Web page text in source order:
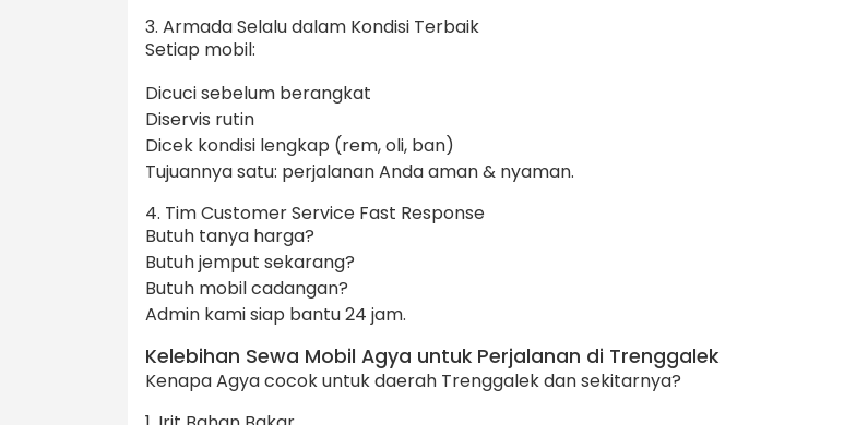
3. Armada Selalu dalam Kondisi Terbaik
Setiap mobil:
Dicuci sebelum berangkat
Diservis rutin
Dicek kondisi lengkap (rem, oli, ban)
Tujuannya satu: perjalanan Anda aman & nyaman.
4. Tim Customer Service Fast Response
Butuh tanya harga?
Butuh jemput sekarang?
Butuh mobil cadangan?
Admin kami siap bantu 24 jam.
Kelebihan Sewa Mobil Agya untuk Perjalanan di Trenggalek
Kenapa Agya cocok untuk daerah Trenggalek dan sekitarnya?